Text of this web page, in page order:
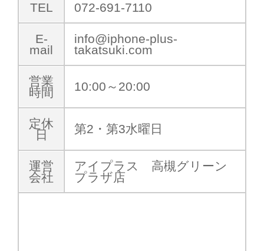
TEL
072-691-7110
E-
mail
info@iphone-plus-
takatsuki.com
営業
時間
10:00～20:00
定休
日
第2・第3水曜日
運営
会社
アイプラス 高槻グリーン
プラザ店